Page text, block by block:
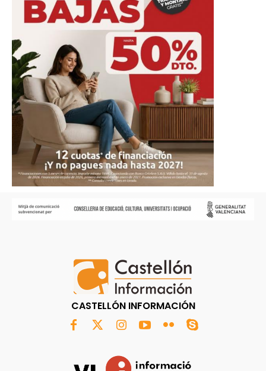
CASTELLÓN INFORMACIÓN